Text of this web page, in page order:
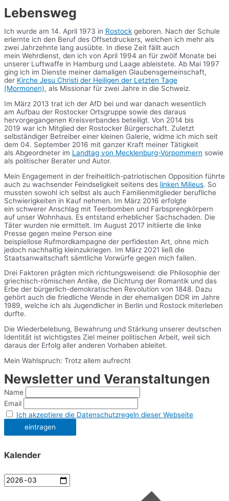
Lebensweg
Ich wurde am 14. April 1973 in Rostock geboren. Nach der Schule
erlernte ich den Beruf des Offsetdruckers, welchen ich mehr als
zwei Jahrzehnte lang ausübte. In diese Zeit fällt auch
mein Wehrdienst, den ich von April 1994 an für zwölf Monate bei
unserer Luftwaffe in Hamburg und Laage ableistete. Ab Mai 1997
ging ich im Dienste meiner damaligen Glaubensgemeinschaft,
der Kirche Jesu Christi der Heiligen der Letzten Tage
(Mormonen), als Missionar für zwei Jahre in die Schweiz.
Im März 2013 trat ich der AfD bei und war danach wesentlich
am Aufbau der Rostocker Ortsgruppe sowie des daraus
hervorgegangenen Kreisverbandes beteiligt. Von 2014 bis
2019 war ich Mitglied der Rostocker Bürgerschaft. Zuletzt
selbständiger Betreiber einer kleinen Galerie, widme ich mich seit
dem 04. September 2016 mit ganzer Kraft meiner Tätigkeit
als Abgeordneter im Landtag von Mecklenburg-Vorpommern sowie
als politischer Berater und Autor.
Mein Engagement in der freiheitlich-patriotischen Opposition führte
auch zu wachsender Feindseligkeit seitens des linken Milieus. So
mussten sowohl ich selbst als auch Familienmitglieder berufliche
Schwierigkeiten in Kauf nehmen. Im März 2016 erfolgte
ein schwerer Anschlag mit Teerbomben und Farbsprengkörpern
auf unser Wohnhaus. Es entstand erheblicher Sachschaden. Die
Täter wurden nie ermittelt. Im August 2017 initiierte die linke
Presse gegen meine Person eine
beispiellose Rufmordkampagne der perfidesten Art, ohne mich
jedoch nachhaltig kleinzukriegen. Im März 2021 ließ die
Staatsanwaltschaft sämtliche Vorwürfe gegen mich fallen.
Drei Faktoren prägten mich richtungsweisend: die Philosophie der
griechisch-römischen Antike, die Dichtung der Romantik und das
Erbe der bürgerlich-demokratischen Revolution von 1848. Dazu
gehört auch die friedliche Wende in der ehemaligen DDR im Jahre
1989, welche ich als Jugendlicher in Berlin und Rostock miterleben
durfte.
Die Wiederbelebung, Bewahrung und Stärkung unserer deutschen
Identität ist wichtigstes Ziel meiner politischen Arbeit, weil sich
daraus der Erfolg aller anderen Vorhaben ableitet.
Mein Wahlspruch: Trotz allem aufrecht
Newsletter und Veranstaltungen
Name
Email
Ich akzeptiere die Datenschutzregeln dieser Webseite
Kalender